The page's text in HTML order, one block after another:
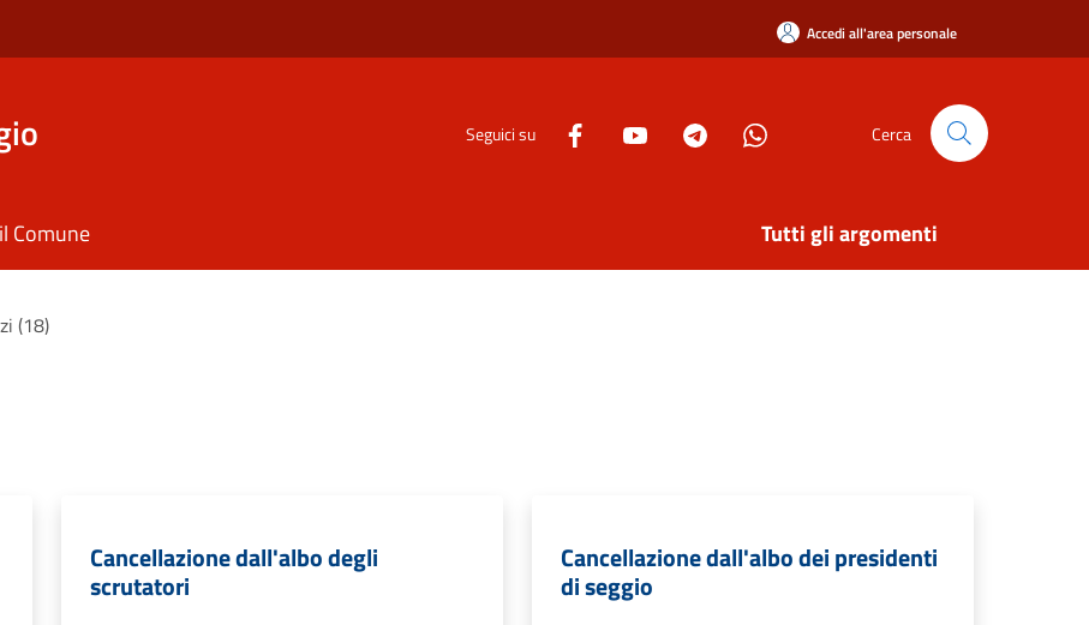
Accedi all'area personale
Seguici su Cerca
Comune Tutti gli argomenti
(18)
Cancellazione dall'albo degli
scrutatori
Cancellazione dall'albo dei presidenti
di seggio